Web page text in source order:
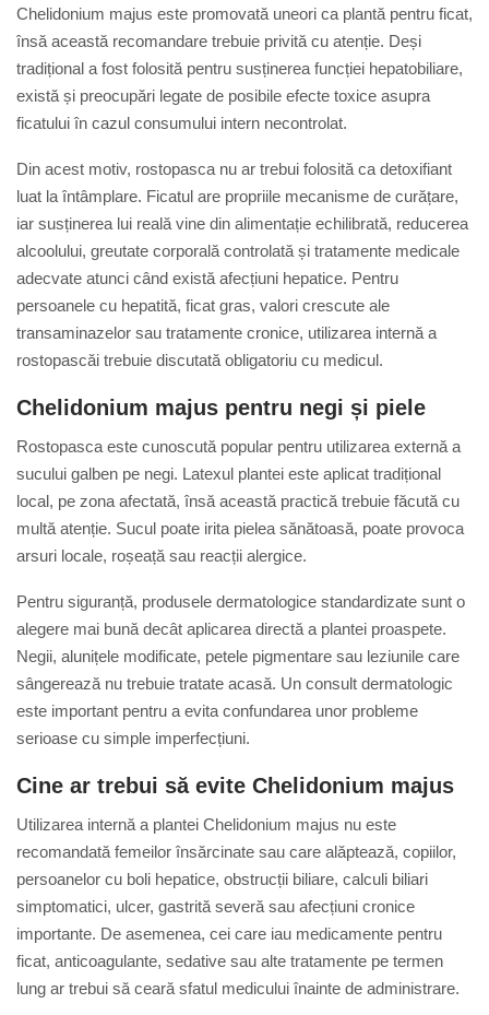
Chelidonium majus este promovată uneori ca plantă pentru ficat,
însă această recomandare trebuie privită cu atenție. Deși
tradițional a fost folosită pentru susținerea funcției hepatobiliare,
există și preocupări legate de posibile efecte toxice asupra
ficatului în cazul consumului intern necontrolat.
Din acest motiv, rostopasca nu ar trebui folosită ca detoxifiant
luat la întâmplare. Ficatul are propriile mecanisme de curățare,
iar susținerea lui reală vine din alimentație echilibrată, reducerea
alcoolului, greutate corporală controlată și tratamente medicale
adecvate atunci când există afecțiuni hepatice. Pentru
persoanele cu hepatită, ficat gras, valori crescute ale
transaminazelor sau tratamente cronice, utilizarea internă a
rostopascăi trebuie discutată obligatoriu cu medicul.
Chelidonium majus pentru negi și piele
Rostopasca este cunoscută popular pentru utilizarea externă a
sucului galben pe negi. Latexul plantei este aplicat tradițional
local, pe zona afectată, însă această practică trebuie făcută cu
multă atenție. Sucul poate irita pielea sănătoasă, poate provoca
arsuri locale, roșeață sau reacții alergice.
Pentru siguranță, produsele dermatologice standardizate sunt o
alegere mai bună decât aplicarea directă a plantei proaspete.
Negii, alunițele modificate, petele pigmentare sau leziunile care
sângerează nu trebuie tratate acasă. Un consult dermatologic
este important pentru a evita confundarea unor probleme
serioase cu simple imperfecțiuni.
Cine ar trebui să evite Chelidonium majus
Utilizarea internă a plantei Chelidonium majus nu este
recomandată femeilor însărcinate sau care alăptează, copiilor,
persoanelor cu boli hepatice, obstrucții biliare, calculi biliari
simptomatici, ulcer, gastrită severă sau afecțiuni cronice
importante. De asemenea, cei care iau medicamente pentru
ficat, anticoagulante, sedative sau alte tratamente pe termen
lung ar trebui să ceară sfatul medicului înainte de administrare.